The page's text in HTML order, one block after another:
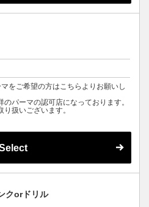
をご希望の方はこちらよりお願いし
パーマの認可店になっております。
扱いございます。
クorドリル